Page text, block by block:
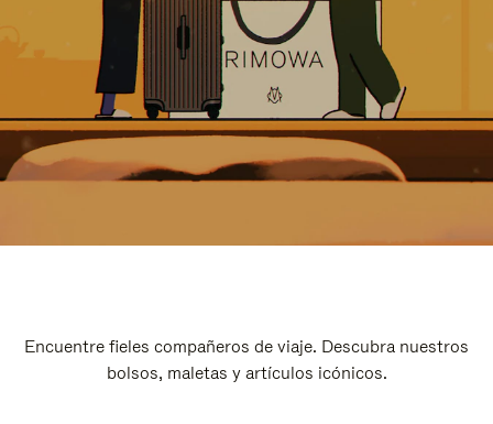
Encuentre fieles compañeros de viaje. Descubra nuestros
bolsos, maletas y artículos icónicos.